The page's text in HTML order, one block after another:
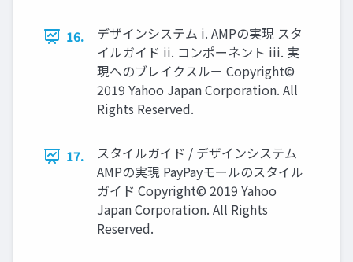
16.
デザインシステム i. AMPの実現 スタ
イルガイド ii. コンポーネント iii. 実
現へのブレイクスルー Copyright©
2019 Yahoo Japan Corporation. All
Rights Reserved.
17.
スタイルガイド / デザインシステム
AMPの実現 PayPayモールのスタイル
ガイド Copyright© 2019 Yahoo
Japan Corporation. All Rights
Reserved.